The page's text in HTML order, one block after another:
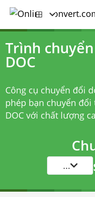
Trình
DOC
Công cụ chuyển đổi
phép bạn chuyển đổi
DOC với chất lượng
...